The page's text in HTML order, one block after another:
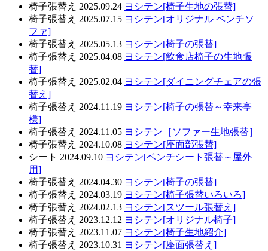
椅子張替え 2025.09.24 ヨシテン[椅子生地の張替]
椅子張替え 2025.07.15 ヨシテン[オリジナル ベンチソ
ファ]
椅子張替え 2025.05.13 ヨシテン[椅子の張替]
椅子張替え 2025.04.08 ヨシテン[飲食店椅子の生地張
替]
椅子張替え 2025.02.04 ヨシテン[ダイニングチェアの張
替え]
椅子張替え 2024.11.19 ヨシテン[椅子の張替～幸来亭
様]
椅子張替え 2024.11.05 ヨシテン［ソファー生地張替］
椅子張替え 2024.10.08 ヨシテン[座面部張替]
シート 2024.09.10 ヨシテン[ベンチシート張替～屋外
用]
椅子張替え 2024.04.30 ヨシテン[椅子の張替]
椅子張替え 2024.03.19 ヨシテン[椅子張替いろいろ]
椅子張替え 2024.02.13 ヨシテン[スツール張替え]
椅子張替え 2023.12.12 ヨシテン[オリジナル椅子]
椅子張替え 2023.11.07 ヨシテン[椅子生地紹介]
椅子張替え 2023.10.31 ヨシテン[座面張替え]